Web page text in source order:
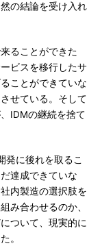
の結論を受け入れ
ることができた
ビスを移行したサ
ことができていな
せている。そして
IDMの継続を捨て
に後れを取るこ
達成できていな
内製造の選択肢を
み合わせるのか、
ついて、現実的に
。